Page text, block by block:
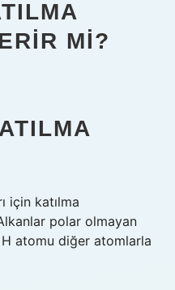
MI?
için katılma
polar olmayan
atomu diğer atomlarla